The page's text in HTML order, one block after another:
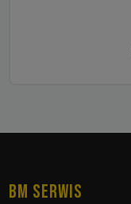
BM SERWIS